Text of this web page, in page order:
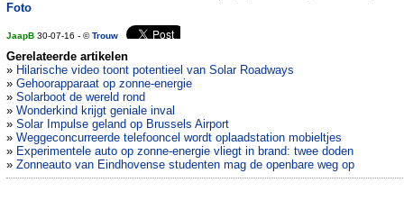
Foto
JaapB 30-07-16 - ©Trouw
Gerelateerde artikelen
» Hilarische video toont potentieel van Solar Roadways
» Gehoorapparaat op zonne-energie
» Solarboot de wereld rond
» Wonderkind krijgt geniale inval
» Solar Impulse geland op Brussels Airport
» Weggeconcurreerde telefooncel wordt oplaadstation mobieltjes
» Experimentele auto op zonne-energie vliegt in brand: twee doden
» Zonneauto van Eindhovense studenten mag de openbare weg op